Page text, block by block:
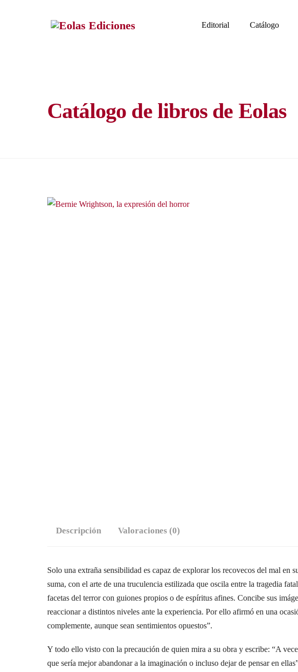
Editorial Catálogo
Catálogo de libros de Eolas
Descripción Valoraciones (0)
Solo una extraña sensibilidad es capaz de explorar los recovecos del mal en
suma, con el arte de una truculencia estilizada que oscila entre la tragedia
facetas del terror con guiones propios o de espíritus afines. Concibe sus
reaccionar a distintos niveles ante la experiencia. Por ello afirmó en una
complemente, aunque sean sentimientos opuestos”.
Y todo ello visto con la precaución de quien mira a su obra y escribe: “A
que sería mejor abandonar a la imaginación o incluso dejar de pensar en